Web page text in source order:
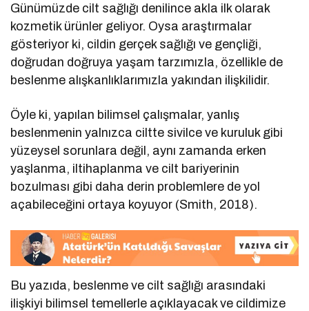
Günümüzde cilt sağlığı denilince akla ilk olarak
kozmetik ürünler geliyor. Oysa araştırmalar
gösteriyor ki, cildin gerçek sağlığı ve gençliği,
doğrudan doğruya yaşam tarzımızla, özellikle de
beslenme alışkanlıklarımızla yakından ilişkilidir.
Öyle ki, yapılan bilimsel çalışmalar, yanlış
beslenmenin yalnızca ciltte sivilce ve kuruluk gibi
yüzeysel sorunlara değil, aynı zamanda erken
yaşlanma, iltihaplanma ve cilt bariyerinin
bozulması gibi daha derin problemlere de yol
açabileceğini ortaya koyuyor (Smith, 2018).
Bu yazıda, beslenme ve cilt sağlığı arasındaki
ilişkiyi bilimsel temellerle açıklayacak ve cildimize